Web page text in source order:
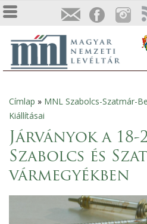
Jelenlegi
hely
Címlap » MNL Szabolcs-Szatmár-
Kiállításai
Járványok a 18-
Szabolcs és
vármegyékben